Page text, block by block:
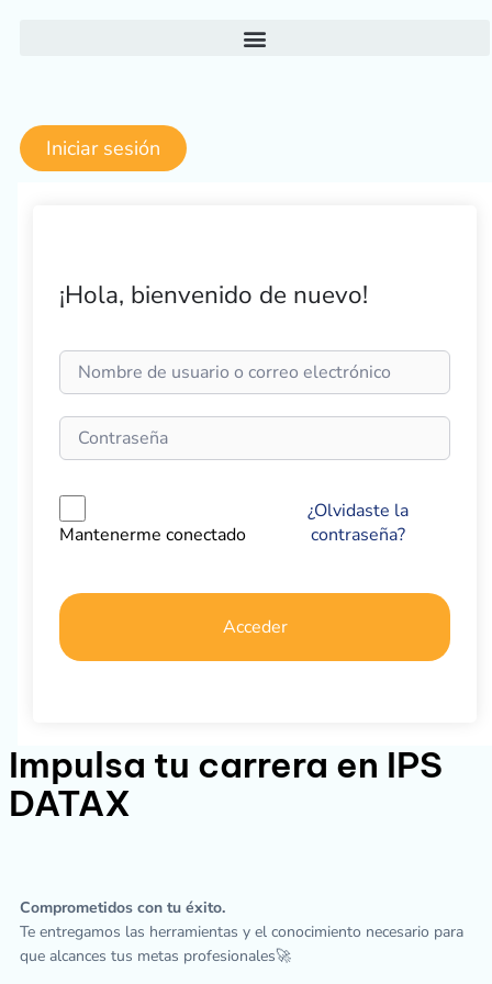
Iniciar sesión
¡Hola, bienvenido de nuevo!
Mantenerme conectado
¿Olvidaste la
contraseña?
Acceder
Impulsa tu carrera en IPS
DATAX
Comprometidos con tu éxito.
Te entregamos las herramientas y el conocimiento necesario para
que alcances tus metas profesionales🚀